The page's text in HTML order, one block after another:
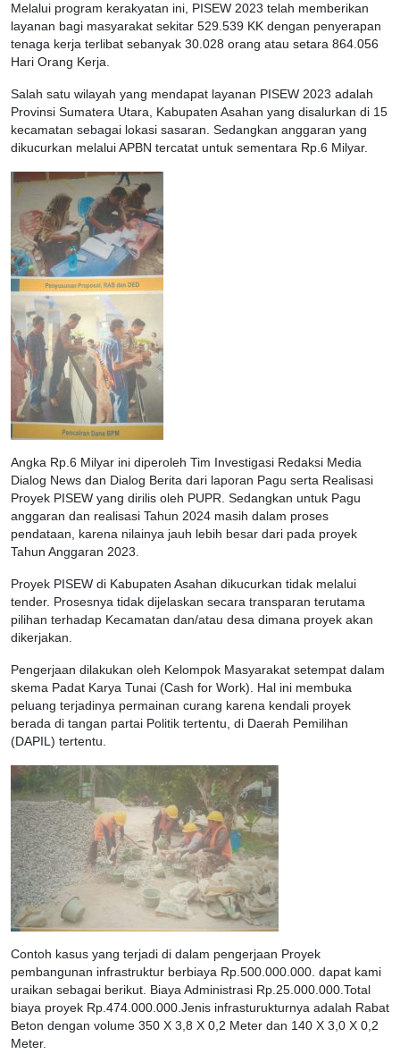
Melalui program kerakyatan ini, PISEW 2023 telah memberikan
layanan bagi masyarakat sekitar 529.539 KK dengan penyerapan
tenaga kerja terlibat sebanyak 30.028 orang atau setara 864.056
Hari Orang Kerja.
Salah satu wilayah yang mendapat layanan PISEW 2023 adalah
Provinsi Sumatera Utara, Kabupaten Asahan yang disalurkan di 15
kecamatan sebagai lokasi sasaran. Sedangkan anggaran yang
dikucurkan melalui APBN tercatat untuk sementara Rp.6 Milyar.
Angka Rp.6 Milyar ini diperoleh Tim Investigasi Redaksi Media
Dialog News dan Dialog Berita dari laporan Pagu serta Realisasi
Proyek PISEW yang dirilis oleh PUPR. Sedangkan untuk Pagu
anggaran dan realisasi Tahun 2024 masih dalam proses
pendataan, karena nilainya jauh lebih besar dari pada proyek
Tahun Anggaran 2023.
Proyek PISEW di Kabupaten Asahan dikucurkan tidak melalui
tender. Prosesnya tidak dijelaskan secara transparan terutama
pilihan terhadap Kecamatan dan/atau desa dimana proyek akan
dikerjakan.
Pengerjaan dilakukan oleh Kelompok Masyarakat setempat dalam
skema Padat Karya Tunai (Cash for Work). Hal ini membuka
peluang terjadinya permainan curang karena kendali proyek
berada di tangan partai Politik tertentu, di Daerah Pemilihan
(DAPIL) tertentu.
Contoh kasus yang terjadi di dalam pengerjaan Proyek
pembangunan infrastruktur berbiaya Rp.500.000.000. dapat kami
uraikan sebagai berikut. Biaya Administrasi Rp.25.000.000.Total
biaya proyek Rp.474.000.000.Jenis infrasturukturnya adalah Rabat
Beton dengan volume 350 X 3,8 X 0,2 Meter dan 140 X 3,0 X 0,2
Meter.